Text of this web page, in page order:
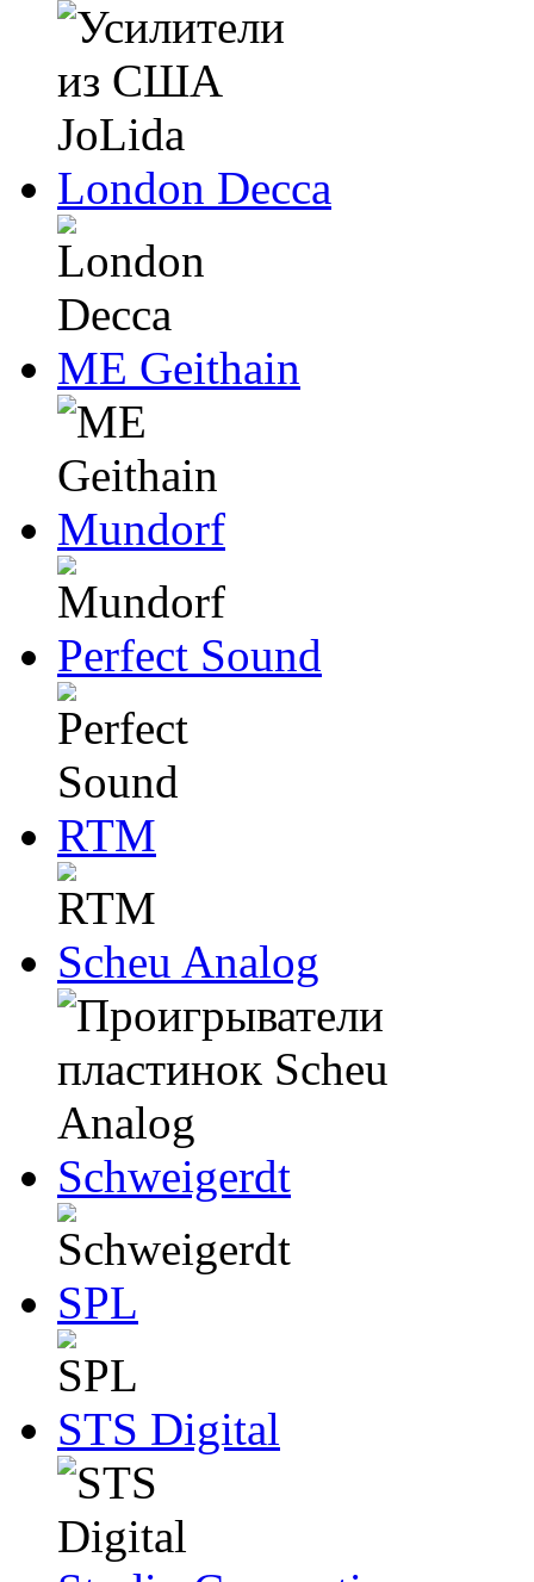
London Decca
ME Geithain
Mundorf
Perfect Sound
RTM
Scheu Analog
Schweigerdt
SPL
STS Digital